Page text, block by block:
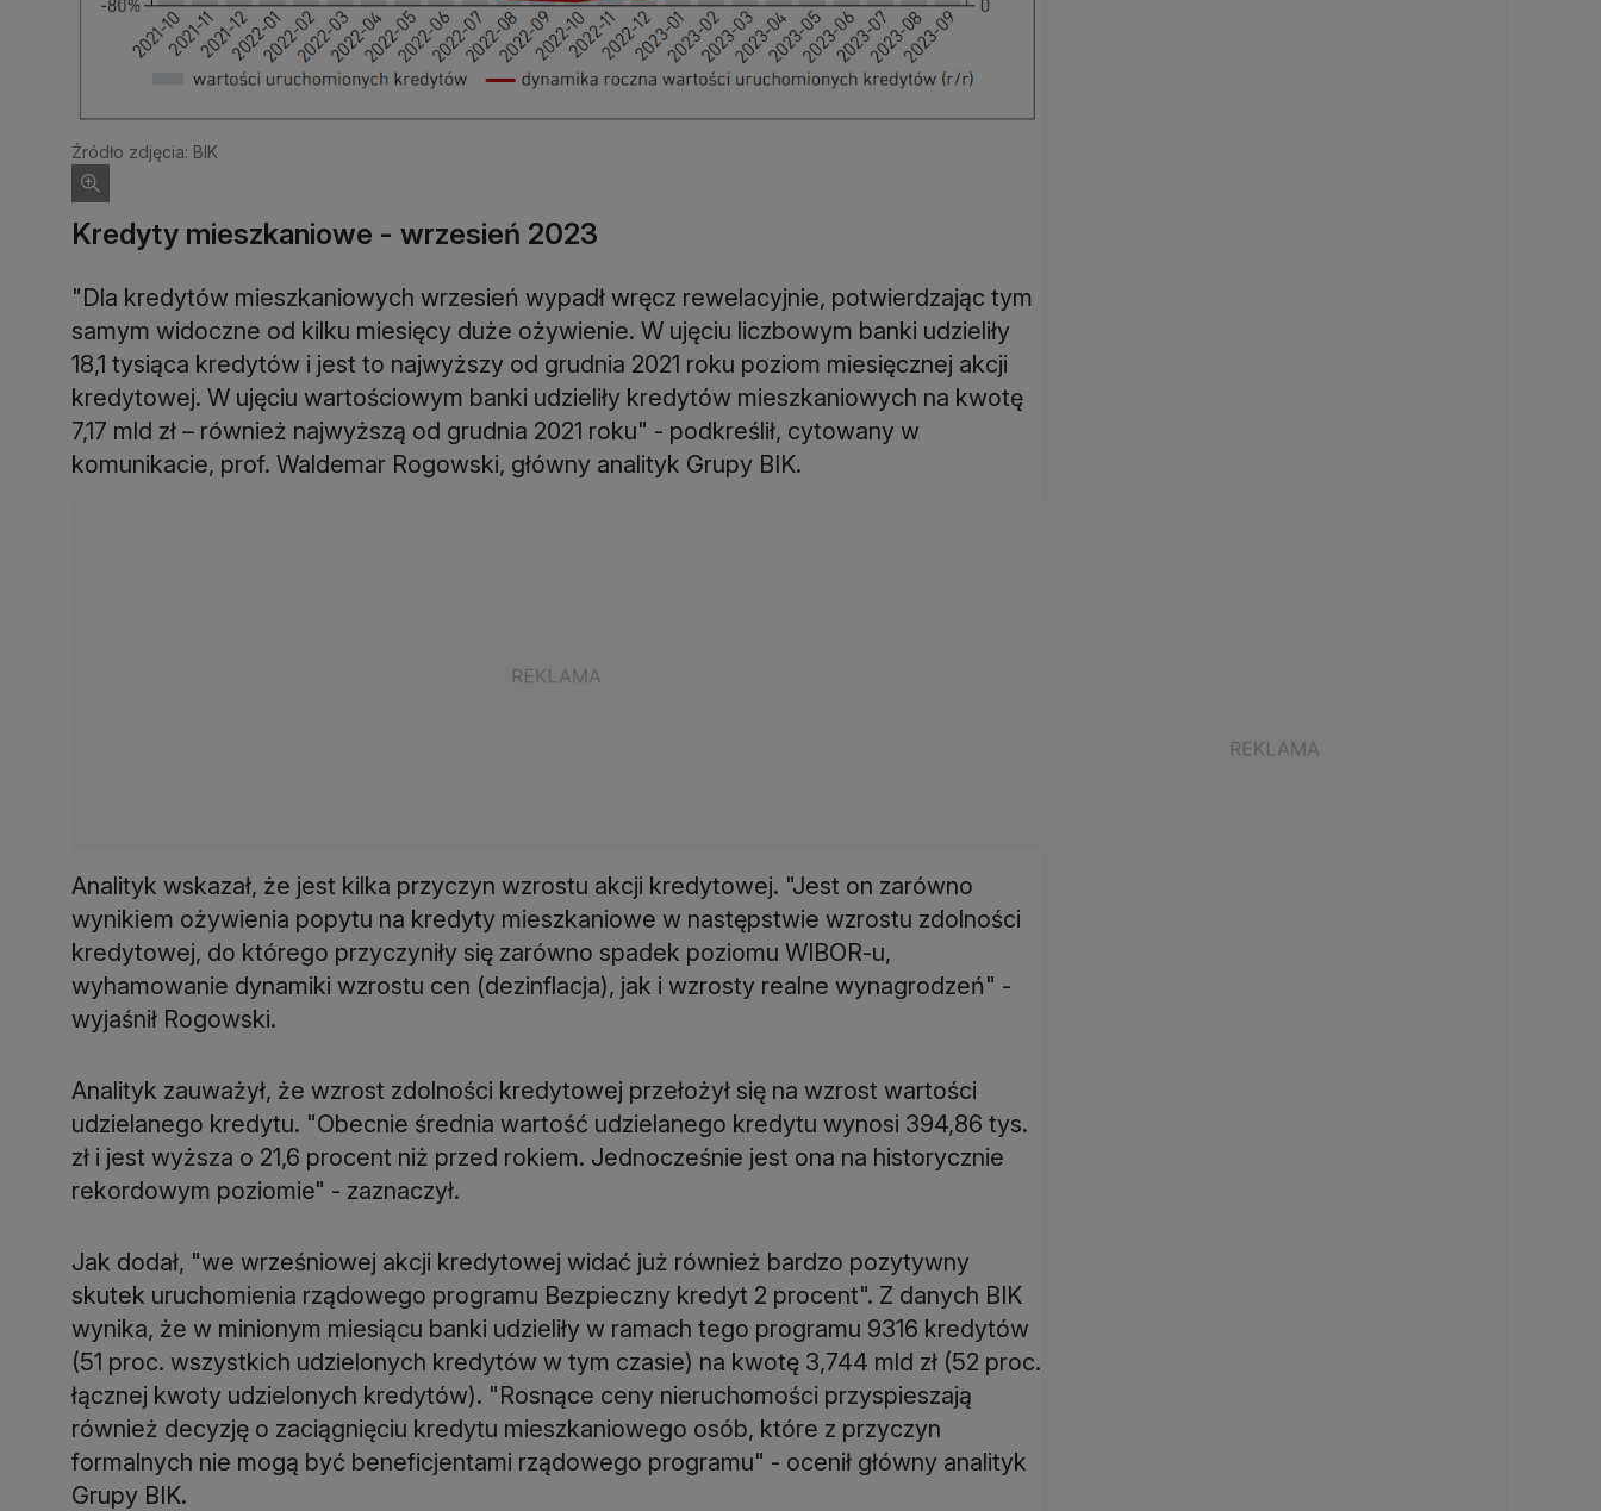
Źródło zdjęcia: BIK
Kredyty mieszkaniowe - wrzesień 2023
"Dla kredytów mieszkaniowych wrzesień wypadł wręcz rewelacyjnie, potwierdzając tym
samym widoczne od kilku miesięcy duże ożywienie. W ujęciu liczbowym banki udzieliły
18,1 tysiąca kredytów i jest to najwyższy od grudnia 2021 roku poziom miesięcznej akcji
kredytowej. W ujęciu wartościowym banki udzieliły kredytów mieszkaniowych na kwotę
7,17 mld zł – również najwyższą od grudnia 2021 roku" - podkreślił, cytowany w
komunikacie, prof. Waldemar Rogowski, główny analityk Grupy BIK.
Analityk wskazał, że jest kilka przyczyn wzrostu akcji kredytowej. "Jest on zarówno
wynikiem ożywienia popytu na kredyty mieszkaniowe w następstwie wzrostu zdolności
kredytowej, do którego przyczyniły się zarówno spadek poziomu WIBOR-u,
wyhamowanie dynamiki wzrostu cen (dezinflacja), jak i wzrosty realne wynagrodzeń" -
wyjaśnił Rogowski.
Analityk zauważył, że wzrost zdolności kredytowej przełożył się na wzrost wartości
udzielanego kredytu. "Obecnie średnia wartość udzielanego kredytu wynosi 394,86 tys.
zł i jest wyższa o 21,6 procent niż przed rokiem. Jednocześnie jest ona na historycznie
rekordowym poziomie" - zaznaczył.
Jak dodał, "we wrześniowej akcji kredytowej widać już również bardzo pozytywny
skutek uruchomienia rządowego programu Bezpieczny kredyt 2 procent". Z danych BIK
wynika, że w minionym miesiącu banki udzieliły w ramach tego programu 9316 kredytów
(51 proc. wszystkich udzielonych kredytów w tym czasie) na kwotę 3,744 mld zł (52 proc.
łącznej kwoty udzielonych kredytów). "Rosnące ceny nieruchomości przyspieszają
również decyzję o zaciągnięciu kredytu mieszkaniowego osób, które z przyczyn
formalnych nie mogą być beneficjentami rządowego programu" - ocenił główny analityk
Grupy BIK.